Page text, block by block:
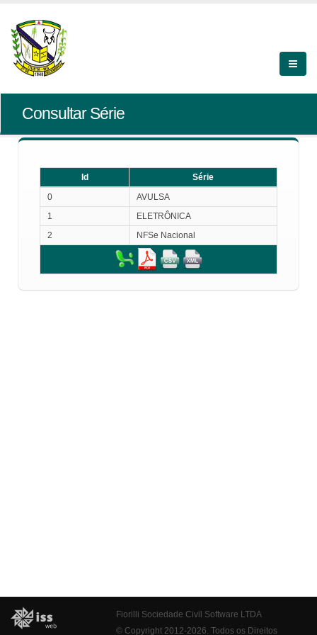
Consultar Série
Id
Série
0
AVULSA
1
ELETRÔNICA
2
NFSe Nacional
Fiorilli Sociedade Civil Software LTDA
© Copyright 2012-2026. Todos os Direitos